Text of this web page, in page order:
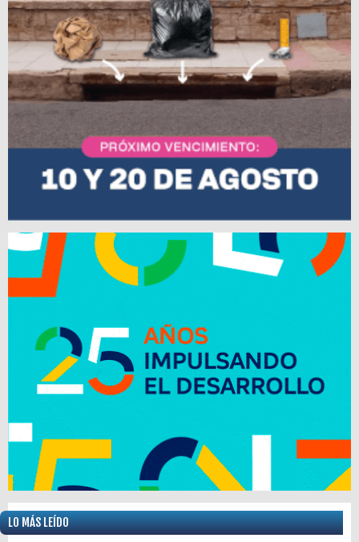
LO MÁS LEÍDO